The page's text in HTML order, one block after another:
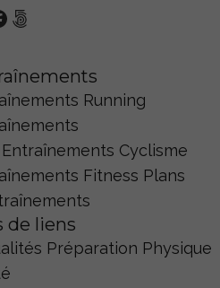
500px
Running
Entraînements Cyclisme
Fitness Plans
de liens
Préparation Physique